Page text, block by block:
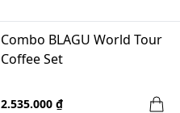
Combo BLAGU World Tour
Coffee Set
2.535.000 ₫